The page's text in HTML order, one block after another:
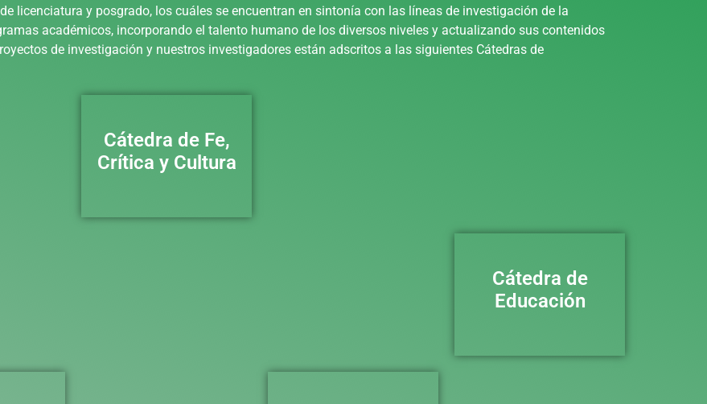
licenciatura y posgrado, los cuáles se encuentran en sintonía con las líneas de investigación de la
académicos, incorporando el talento humano de los diversos niveles y actualizando sus contenidos
de investigación y nuestros investigadores están adscritos a las siguientes Cátedras de
Cátedra de Fe,
Crítica y Cultura
Cátedra de
Educación